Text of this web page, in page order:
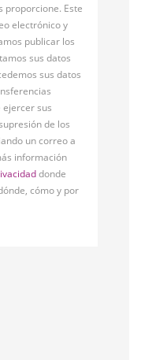
proporcione. Este
electrónico y
publicar los
sus datos
sus datos
ejercer sus
de los
un correo a
información
donde
cómo y por